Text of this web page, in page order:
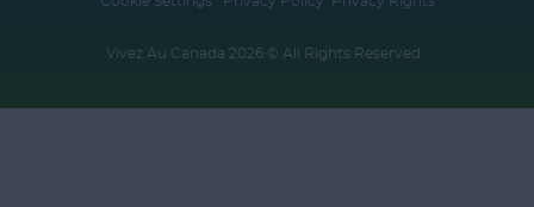
Vivez Au Canada 2026 © All Rights Reserved. ​